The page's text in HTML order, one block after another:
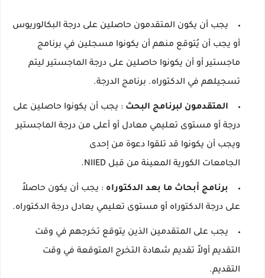
يجب أن يكون المتقدمون حاصلين على درجة البكالوريوس
أو يجب أن يُتوقع منهم أن يكونوا مسجلين في برنامج
ماجستير أو أن يكونوا حاصلين على درجة الماجستير ليتم
تسجيلهم في الدكتوراه. برنامج الدرجة.
المتقدمون لبرنامج البحث : يجب أن يكونوا حاصلين على
درجة أو مستوى تعليمي معادل أو أعلى من درجة الماجستير
ويجب أن يكونوا قد تلقوا دعوة من إحدى
الجامعات الكورية المعينة من قبل NIIED.
برنامج أبحاث ما بعد الدكتوراه : يجب أن يكون حاصلاً
على درجة الدكتوراه أو مستوى تعليمي يعادل درجة الدكتوراه.
يجب على المتقدمين الذين يتوقع تخرجهم في وقت
التقديم أولاً تقديم شهادة التخرج المتوقعة في وقت
التقديم.